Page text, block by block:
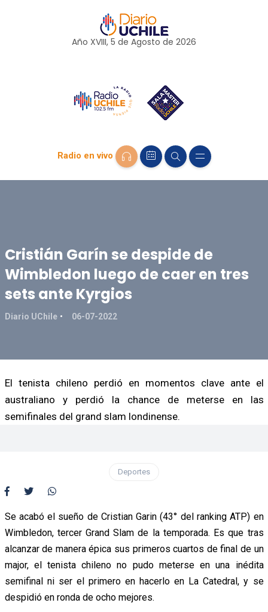
Año XVIII, 5 de Agosto de 2026
Radio en vivo
Cristián Garín se despide de
Wimbledon luego de caer en tres
sets ante Kyrgios
Diario UChile 06-07-2022
El tenista chileno perdió en momentos clave ante el
australiano y perdió la chance de meterse en las
semifinales del grand slam londinense.
Deportes
Se acabó el sueño de Cristian Garin (43° del ranking ATP) en
Wimbledon, tercer Grand Slam de la temporada. Es que tras
alcanzar de manera épica sus primeros cuartos de final de un
major, el tenista chileno no pudo meterse en una inédita
semifinal ni ser el primero en hacerlo en La Catedral, y se
despidió en ronda de ocho mejores.